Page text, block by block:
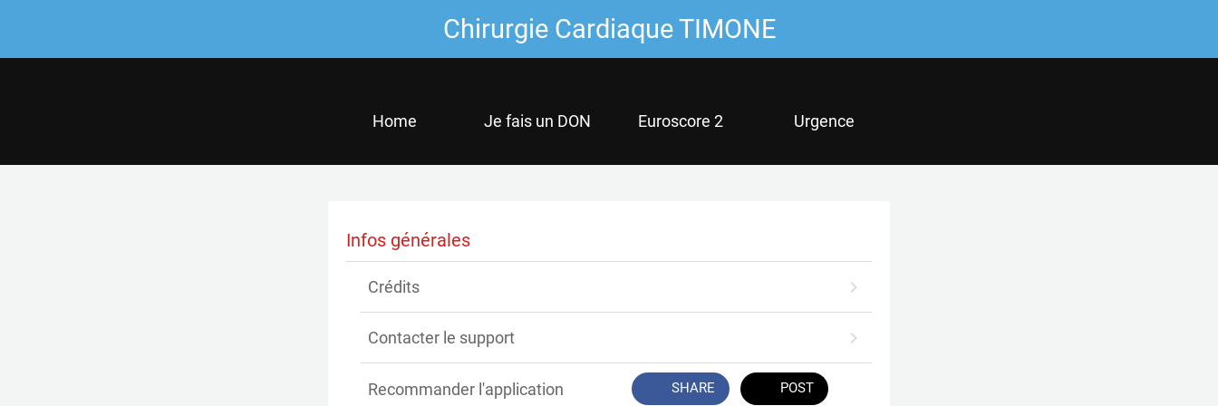
Chirurgie Cardiaque TIMONE
Home Je fais un DON Euroscore 2 Urgence
Infos générales
Crédits
Contacter le support
Recommander l'application SHARE POST